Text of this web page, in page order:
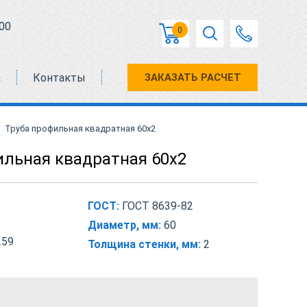
0
Контакты ЗАКАЗАТЬ РАСЧЕТ
Труба профильная квадратная 60х2
квадратная 60х2
ГОСТ: ГОСТ 8639-82
Диаметр, мм: 60
Толщина стенки, мм: 2